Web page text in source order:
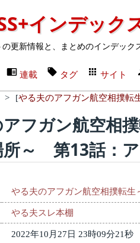
インデック
更新情報と、まとめのインデック
連載 タグ サイト
> [やる夫のアフガン航空相撲転
フガン航空相
所～ 第13話：
やる夫のアフガン航空相撲転生
やる夫スレ本棚
2022年10月27日 23時09分21秒